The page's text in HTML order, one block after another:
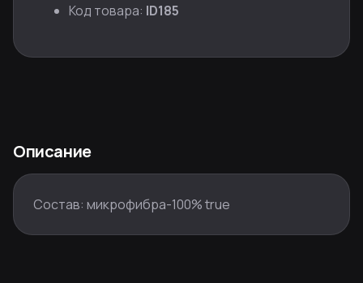
Код товара: ID185
Описание
Состав: микрофибра-100% true